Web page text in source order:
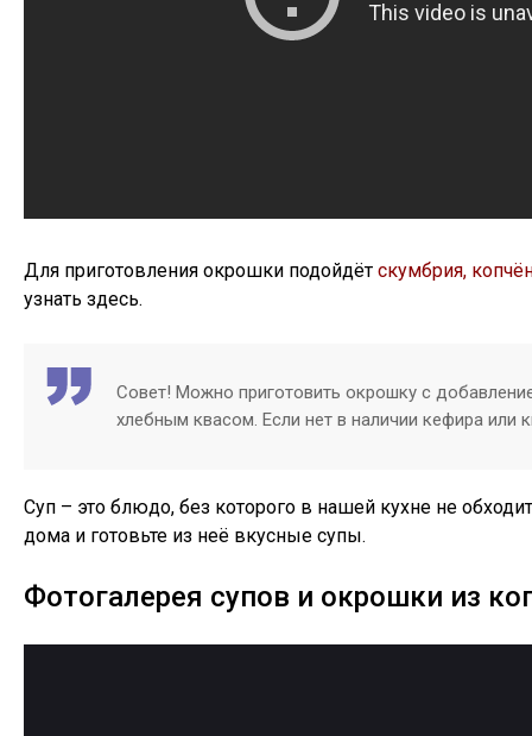
Для приготовления окрошки подойдёт скумбрия,
узнать здесь.
Совет! Можно приготовить окрошку с
хлебным квасом. Если нет в наличии кефира
Суп – это блюдо, без которого в нашей кухне не
дома и готовьте из неё вкусные супы.
Фотогалерея супов и окрошки из